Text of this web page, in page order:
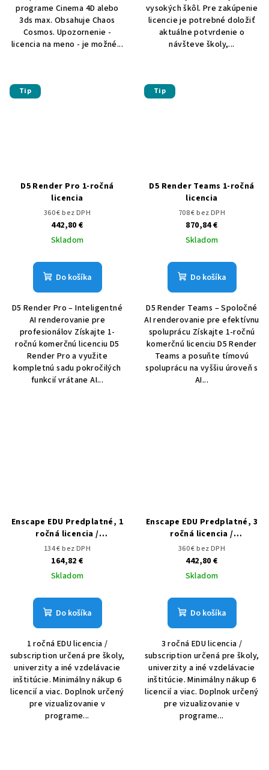
programe Cinema 4D alebo
3ds max. Obsahuje Chaos
Cosmos. Upozornenie -
licencia na meno - je možné...
vysokých škôl. Pre zakúpenie
licencie je potrebné doložiť
aktuálne potvrdenie o
návšteve školy,...
Tip
D5 Render Pro 1-ročná
licencia
360 € bez DPH
442,80 €
Skladom
Do košíka
D5 Render Pro – Inteligentné
AI renderovanie pre
profesionálov Získajte 1-
ročnú komerčnú licenciu D5
Render Pro a využite
kompletnú sadu pokročilých
funkcií vrátane AI...
Tip
D5 Render Teams 1-ročná
licencia
708 € bez DPH
870,84 €
Skladom
Do košíka
D5 Render Teams – Spoločné
AI renderovanie pre efektívnu
spoluprácu Získajte 1-ročnú
komerčnú licenciu D5 Render
Teams a posuňte tímovú
spoluprácu na vyššiu úroveň s
AI...
Enscape EDU Predplatné, 1
ročná licencia /
subscription
134 € bez DPH
164,82 €
Skladom
Do košíka
1 ročná EDU licencia /
subscription určená pre školy,
univerzity a iné vzdelávacie
inštitúcie. Minimálny nákup 6
licencií a viac. Doplnok určený
pre vizualizovanie v
programe...
Enscape EDU Predplatné, 3
ročná licencia /
subscription
360 € bez DPH
442,80 €
Skladom
Do košíka
3 ročná EDU licencia /
subscription určená pre školy,
univerzity a iné vzdelávacie
inštitúcie. Minimálny nákup 6
licencií a viac. Doplnok určený
pre vizualizovanie v
programe...